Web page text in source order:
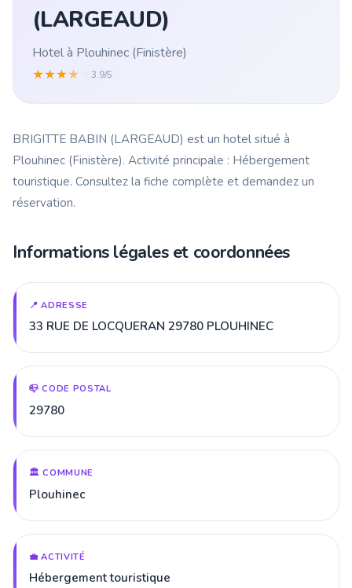
(LARGEAUD)
Hotel à Plouhinec (Finistère)
★★★★ 3.9/5
BRIGITTE BABIN (LARGEAUD) est un hotel situé à
Plouhinec (Finistère). Activité principale : Hébergement
touristique. Consultez la fiche complète et demandez un
réservation.
Informations légales et coordonnées
📍 ADRESSE
33 RUE DE LOCQUERAN 29780 PLOUHINEC
📪 CODE POSTAL
29780
🏛️ COMMUNE
Plouhinec
💼 ACTIVITÉ
Hébergement touristique